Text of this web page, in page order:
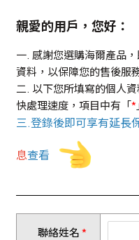
親愛的用戶，您好：
一. 感謝您選購海爾產品
資料，以保障您的售後服
二. 以下您所填寫的個人
快處理速度，項目中有「*
三.登錄後即可享有延長
息查看
聯絡姓名